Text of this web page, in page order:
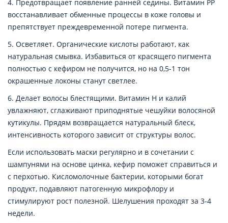
4. Предотвращает появление ранней седины. Витамин РР
восстанавливает обменные процессы в коже головы и
препятствует преждевременной потере пигмента.
5. Осветляет. Органические кислоты работают, как
натуральная смывка. Избавиться от красящего пигмента
полностью с кефиром не получится, но на 0,5-1 тон
окрашенные локоны станут светлее.
6. Делает волосы блестящими. Витамин Н и калий
увлажняют, сглаживают приподнятые чешуйки волосяной
кутикулы. Прядям возвращается натуральный блеск,
интенсивность которого зависит от структуры волос.
Если использовать маски регулярно и в сочетании с
шампунями на основе цинка, кефир поможет справиться и
с перхотью. Кисломолочные бактерии, которыми богат
продукт, подавляют патогенную микрофлору и
стимулируют рост полезной. Шелушения проходят за 3-4
недели.